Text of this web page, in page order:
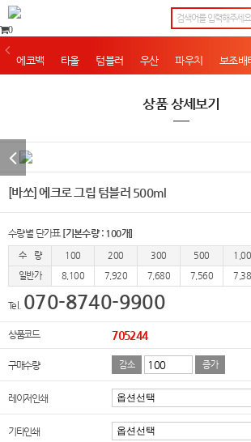
0
에코백 타올 텀블러 우산 파우치 보조배
상품 상세보기
[바쏘] 에크로 그립 텀블러 500ml
수량별 단가표 [기본수량 : 100개]
수 량 100 200 300 500
일반가
8,100 7,920 7,680 7,560
Tel. 070-8740-9900
상품코드 705244
구매수량 감소 증가
레이저인쇄
기타인쇄